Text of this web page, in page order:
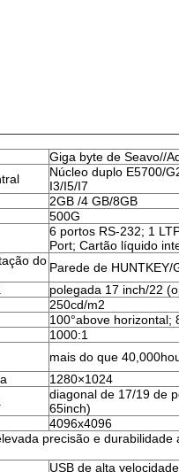
Giga byte de Seavo//
Núcleo duplo E5700/
I3/I5/I7
2GB /4 GB/8GB
500G
6 portos RS-232; 1
Port; Cartão líquido
do Parede de HUNTKEY/
polegada 17 inch/22
250cd/m2
100°above horizontal;
1000:1
mais do que
1280×1024
diagonal de 17/19 de
65inch)
4096x4096
precisão e
USB de alta velocidade